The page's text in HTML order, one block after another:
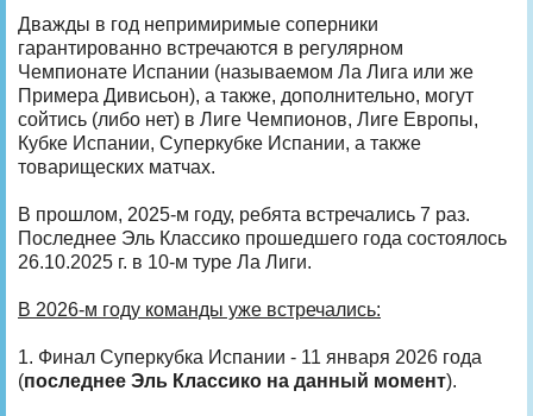
Дважды в год непримиримые соперники
гарантированно встречаются в регулярном
Чемпионате Испании (называемом Ла Лига или же
Примера Дивисьон), а также, дополнительно, могут
сойтись (либо нет) в Лиге Чемпионов, Лиге Европы,
Кубке Испании, Суперкубке Испании, а также
товарищеских матчах.
В прошлом, 2025-м году, ребята встречались 7 раз.
Последнее Эль Классико прошедшего года состоялось
26.10.2025 г. в 10-м туре Ла Лиги.
В 2026-м году команды уже встречались:
1. Финал Суперкубка Испании - 11 января 2026 года
(последнее Эль Классико на данный момент).